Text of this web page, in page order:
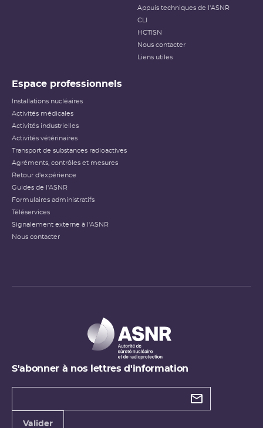
Appuis techniques de l'ASNR
CLI
HCTISN
Nous contacter
Liens utiles
Espace professionnels
Installations nucléaires
Activités médicales
Activités industrielles
Activités vétérinaires
Transport de substances radioactives
Agréments, contrôles et mesures
Retour d'expérience
Guides de l'ASNR
Formulaires administratifs
Téléservices
Signalement externe à l'ASNR
Nous contacter
S'abonner à nos lettres d'information
Types de
Valider